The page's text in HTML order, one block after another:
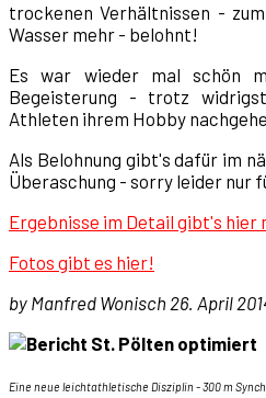
trockenen Verhältnissen -
Wasser mehr - belohnt!
Es war wieder mal schön
Begeisterung - trotz
Athleten ihrem Hobby
Als Belohnung gibt's dafür im
Überaschung - sorry leider nur
Ergebnisse im Detail gibt's hier
Fotos gibt es hier!
by Manfred Wonisch 26. April
Eine neue leichtathletische Disziplin - 300 m